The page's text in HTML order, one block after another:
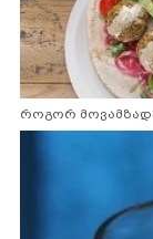
როგორ